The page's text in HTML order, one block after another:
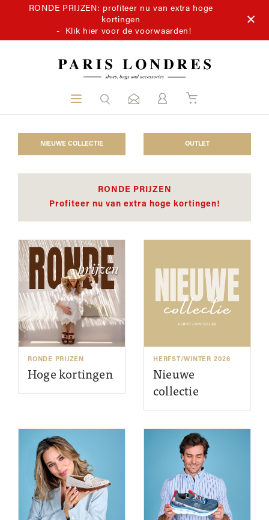
RONDE PRIJZEN: profiteer nu van extra hoge
kortingen
- Klik hier voor de voorwaarden!
NIEUWE COLLECTIE OUTLET
RONDE PRIJZEN
Profiteer nu van extra hoge kortingen!
RONDE PRIJZEN
Hoge kortingen
HERFST/WINTER 2026
Nieuwe
collectie